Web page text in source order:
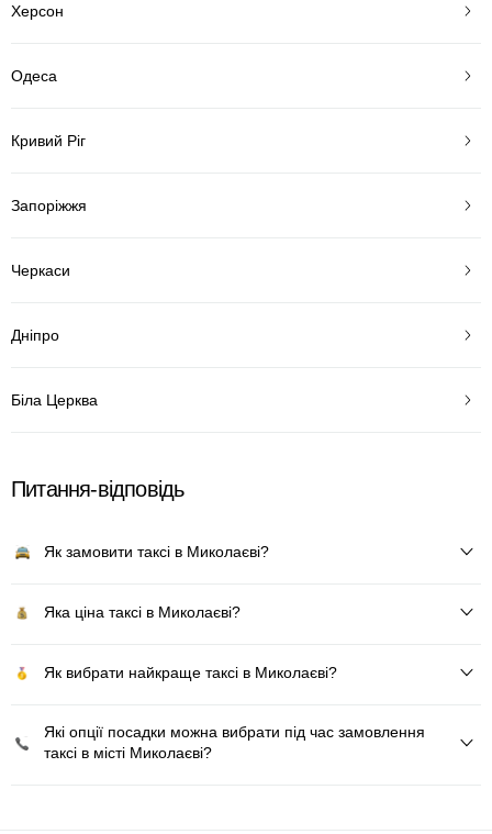
Херсон
Одеса
Кривий Ріг
Запоріжжя
Черкаси
Дніпро
Біла Церква
Питання-відповідь
Як замовити таксі в Миколаєві?
Яка ціна таксі в Миколаєві?
Як вибрати найкраще таксі в Миколаєві?
Які опції посадки можна вибрати під час замовлення
таксі в місті Миколаєві?